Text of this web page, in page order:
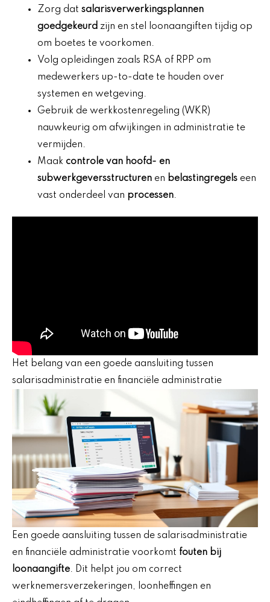
Zorg dat salarisverwerkingsplannen
goedgekeurd zijn en stel loonaangiften tijdig op
om boetes te voorkomen.
Volg opleidingen zoals RSA of RPP om
medewerkers up-to-date te houden over
systemen en wetgeving.
Gebruik de werkkostenregeling (WKR)
nauwkeurig om afwijkingen in administratie te
vermijden.
Maak controle van hoofd- en
subwerkgeversstructuren en belastingregels een
vast onderdeel van processen.
Het belang van een goede aansluiting tussen
salarisadministratie en financiële administratie
Een goede aansluiting tussen de salarisadministratie
en financiële administratie voorkomt fouten bij
loonaangifte. Dit helpt jou om correct
werknemersverzekeringen, loonheffingen en